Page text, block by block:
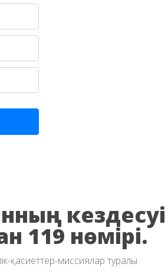
кездесуі
119 нөмірі.